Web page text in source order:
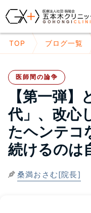
TOP ブログ一覧
医師間の論争
【第一弾
代」、改心
たヘンテコ
続けるのは
桑満おさむ[院長]